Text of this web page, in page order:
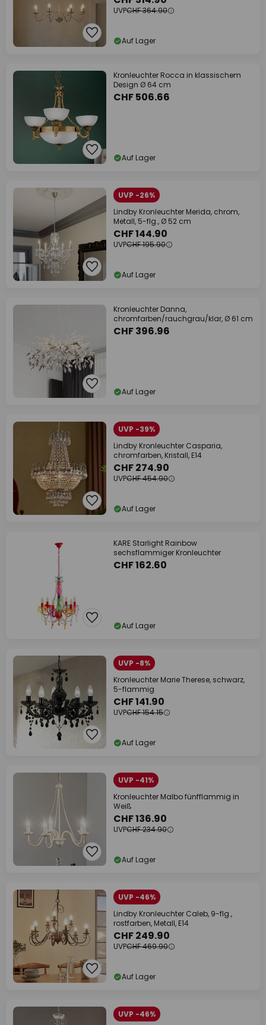
UVPCHF 364.90
Auf Lager
Kronleuchter Rocca in klassischem
Design Ø 64 cm
CHF 506.66
Auf Lager
UVP -26%
Lindby Kronleuchter Merida, chrom,
Metall, 5-flg., Ø 52 cm
CHF 144.90
UVPCHF 195.90
Auf Lager
Kronleuchter Danna,
chromfarben/rauchgrau/klar, Ø 61 cm
CHF 396.96
Auf Lager
UVP -39%
Lindby Kronleuchter Casparia,
chromfarben, Kristall, E14
CHF 274.90
UVPCHF 454.90
Auf Lager
KARE Starlight Rainbow
sechsflammiger Kronleuchter
CHF 162.60
Auf Lager
UVP -8%
Kronleuchter Marie Therese, schwarz,
5-flammig
CHF 141.90
UVPCHF 154.15
Auf Lager
UVP -41%
Kronleuchter Malbo fünfflammig in
Weiß
CHF 136.90
UVPCHF 234.90
Auf Lager
UVP -46%
Lindby Kronleuchter Caleb, 9-flg.,
rostfarben, Metall, E14
CHF 249.90
UVPCHF 469.90
Auf Lager
UVP -46%